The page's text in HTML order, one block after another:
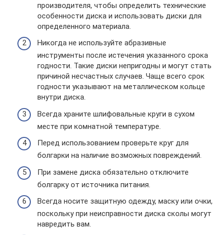
производителя, чтобы определить технические
особенности диска и использовать диски для
определенного материала.
Никогда не используйте абразивные
инструменты после истечения указанного срока
годности. Такие диски непригодны и могут стать
причиной несчастных случаев. Чаще всего срок
годности указывают на металлическом кольце
внутри диска.
Всегда храните шлифовальные круги в сухом
месте при комнатной температуре.
Перед использованием проверьте круг для
болгарки на наличие возможных повреждений.
При замене диска обязательно отключите
болгарку от источника питания.
Всегда носите защитную одежду, маску или очки,
поскольку при неисправности диска сколы могут
навредить вам.